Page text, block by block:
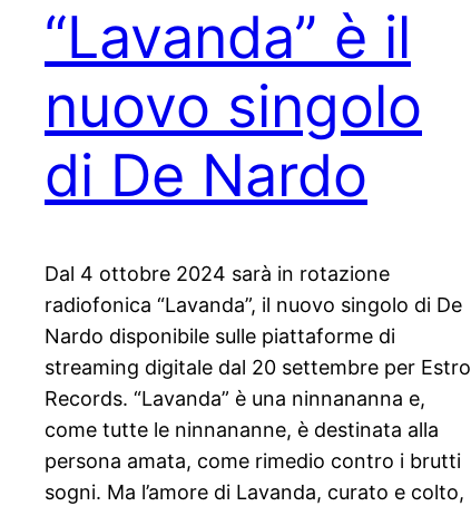
“Lavanda” è il
nuovo singolo
di De Nardo
Dal 4 ottobre 2024 sarà in rotazione
radiofonica “Lavanda”, il nuovo singolo di De
Nardo disponibile sulle piattaforme di
streaming digitale dal 20 settembre per Estro
Records. “Lavanda” è una ninnananna e,
come tutte le ninnananne, è destinata alla
persona amata, come rimedio contro i brutti
sogni. Ma l’amore di Lavanda, curato e colto,